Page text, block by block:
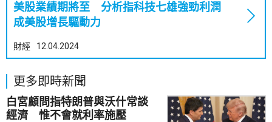
美股業績期將至 分析指科技七雄強勁利潤
成美股增長驅動力
財經 12.04.2024
更多即時新聞
白宮顧問指特朗普與沃什常談
經濟 惟不會就利率施壓